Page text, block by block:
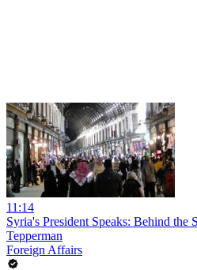
11:14
Syria's President Speaks: Behind the
Tepperman
Foreign Affairs